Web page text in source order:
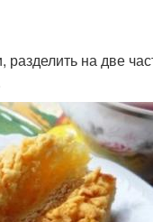
на две